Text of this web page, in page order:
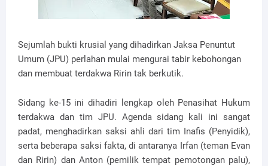
Sejumlah bukti krusial yang dihadirkan Jaksa Penuntut
Umum (JPU) perlahan mulai mengurai tabir kebohongan
dan membuat terdakwa Ririn tak berkutik.
Sidang ke-15 ini dihadiri lengkap oleh Penasihat Hukum
terdakwa dan tim JPU. Agenda sidang kali ini sangat
padat, menghadirkan saksi ahli dari tim Inafis (Penyidik),
serta beberapa saksi fakta, di antaranya Irfan (teman Evan
dan Ririn) dan Anton (pemilik tempat pemotongan palu),